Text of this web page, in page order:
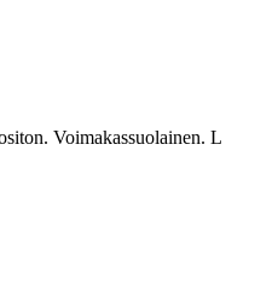
Voimakassuolainen. L